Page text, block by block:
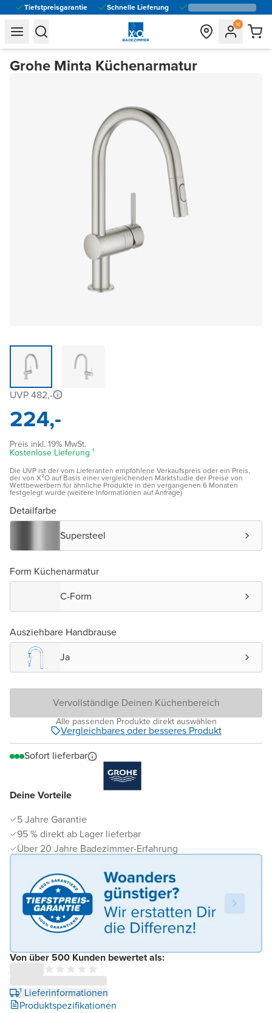
Tiefstpreisgarantie Schnelle Lieferung
general.navigation.toggle_menu.label
general.navigation.toggle_menu.label
Grohe Minta Küchenarmatur
Deine Vorteile
5 Jahre Garantie
95 % direkt ab Lager lieferbar
Über 20 Jahre Badezimmer-Erfahrung
Von über 500 Kunden bewertet als:
¹ Lieferinformationen
Produktspezifikationen
UVP 482,-
224,-
Preis inkl. 19% MwSt.
Kostenlose Lieferung ¹
Die UVP ist der vom Lieferanten empfohlene Verkaufspreis oder ein Preis,
der von X²O auf Basis einer vergleichenden Marktstudie der Preise von
Wettbewerbern für ähnliche Produkte in den vergangenen 6 Monaten
festgelegt wurde (weitere Informationen auf Anfrage)
Detailfarbe
Supersteel
Form Küchenarmatur
C-Form
Ausziehbare Handbrause
Ja
Vervollständige Deinen Küchenbereich
Alle passenden Produkte direkt auswählen
Vergleichbares oder besseres Produkt
Sofort lieferbar